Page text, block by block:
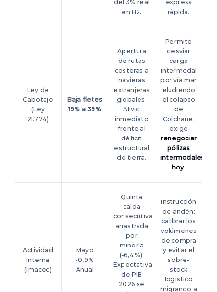
del 3% real
en H2.
express
rápida.
Ley de
Cabotaje
(Ley
21.774)
Baja fletes
19% a 39%
Apertura
de rutas
costeras a
navieras
extranjeras
globales.
Alivio
inmediato
frente al
déficit
estructural
de tierra.
Permite
desviar
carga
intermodal
por vía mar
eludiendo
el colapso
de
Colchane;
exige
renegociar
pólizas
intermodales
hoy.
Actividad
Interna
(Imacec)
Mayo
-0,9%
Anual
Quinta
caída
consecutiva
arrastrada
por
minería
(-6,4%).
Expectativa
de PIB
2026 se
Instrucción
de andén:
calibrar los
volúmenes
de compra
y evitar el
sobre-
stock
logístico
migrando a